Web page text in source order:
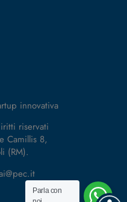
innovativa
riservati
Camillis 8,
(RM).
Parla con